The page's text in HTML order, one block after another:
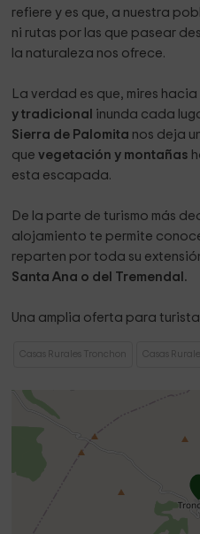
refiere y es que, a nuestra
ni rutas por las que pasear
la naturaleza nos ofrece.
La verdad es que, mires hacia
y tradicional inunda cada
Sierra de Palomita nos deja
que vegetación y montañas
esta escapada.
De la parte de turismo más
alojamiento te permite
reparten por toda su
Santa Ana o del Tremendal.
Una amplia oferta para
Casas Rurales Tronchon Casas